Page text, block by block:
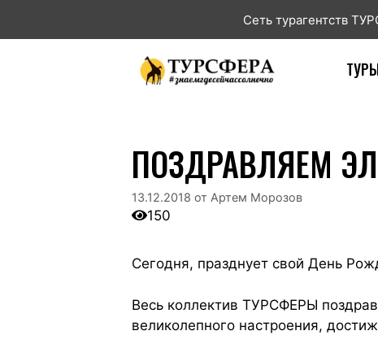
Сеть турагентств
ПОЗДРАВЛЯЕМ
13.12.2018 от Артем Морозов
150
Сегодня, празднует свой День
Весь коллектив ТУРСФЕРЫ
великолепного настроения,